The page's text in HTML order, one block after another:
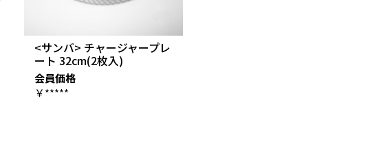
<サンバ> チャージャープレ
ート 32cm(2枚入)
会員価格
￥*****